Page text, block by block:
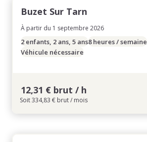
Buzet Sur Tarn
À partir du 1 septembre 2026
2 enfants, 2 ans, 5 ans8 heures / semaine
Véhicule nécessaire
12,31 € brut / h
Soit 334,83 € brut / mois